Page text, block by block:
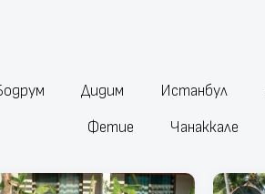
Дидим Истанбул
Фетие
Чанаккале